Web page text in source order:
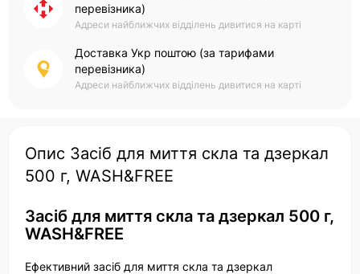
перевізника)
Адреси найближчих відділень дивитися на карті
Доставка Укр поштою (за тарифами
перевізника)
Адреси найближчих відділень дивитися на карті
Опис Засіб для миття скла та дзеркал
500 г, WASH&FREE
Засіб для миття скла та дзеркал 500 г,
WASH&FREE
Ефективний засіб для миття скла та дзеркал